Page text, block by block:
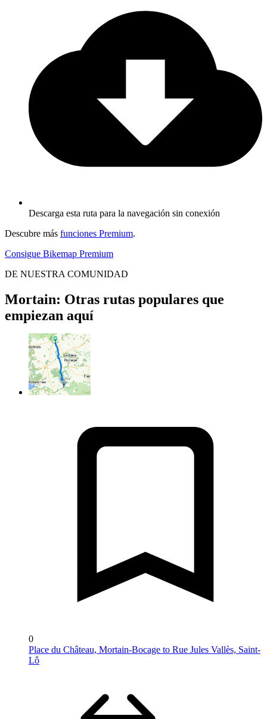
Descarga esta ruta para la navegación sin conexión
Descubre más funciones Premium.
Consigue Bikemap Premium
DE NUESTRA COMUNIDAD
Mortain: Otras rutas populares que
empiezan aquí
0
Place du Château, Mortain-Bocage to Rue Jules Vallès, Saint-
Lô